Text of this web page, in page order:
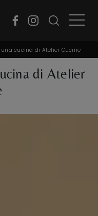
una cucina di Atelier Cucine
di Atelier